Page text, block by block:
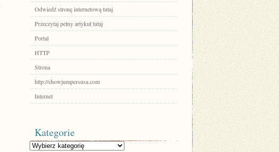
Odwiedź stronę internetową tutaj
Przeczytaj pełny artykuł tutaj
Portal
HTTP
Strona
http://showjumpersusa.com
Internet
Kategorie
Kategorie